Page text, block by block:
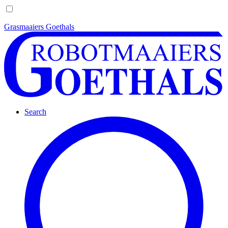
Grasmaaiers Goethals
Search